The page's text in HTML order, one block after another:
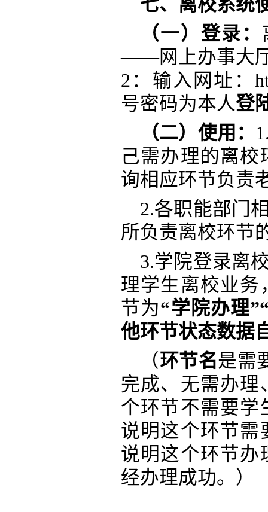
七、离校系统
（一）登录：
——网上办事大
2：输入网址：
号密码为本人登
（二）使用：
己需办理的离
询相应环节负责
2.各职能部门
所负责离校环节
3.学院登录离
理学生离校业务
节为“学院办理
他环节状态数据
（环节名是需
完成、无需办理
个环节不需要学
说明这个环节需
说明这个环节办
经办理成功。）